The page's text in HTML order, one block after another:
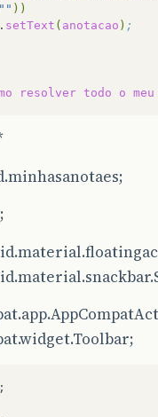
"" ))
. setText ( anotacao ) ;
resolver todo o meu
;